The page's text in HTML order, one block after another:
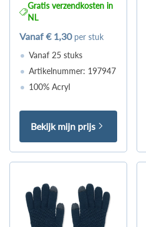
Gratis verzendkosten in
NL
Vanaf € 1,30 per stuk
Vanaf 25 stuks
Artikelnummer: 197947
100% Acryl
Bekijk mijn prijs